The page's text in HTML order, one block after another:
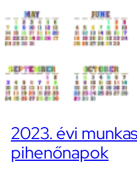
2023. évi
pihenőnapok